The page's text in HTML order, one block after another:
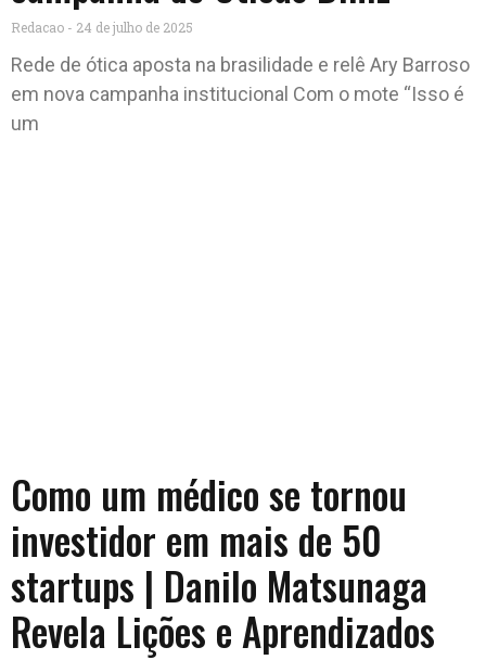
Redacao 24 de julho de 2025
Rede de ótica aposta na brasilidade e relê Ary Barroso
em nova campanha institucional Com o mote “Isso é
um
Como um médico se tornou
investidor em mais de 50
startups | Danilo Matsunaga
Revela Lições e Aprendizados